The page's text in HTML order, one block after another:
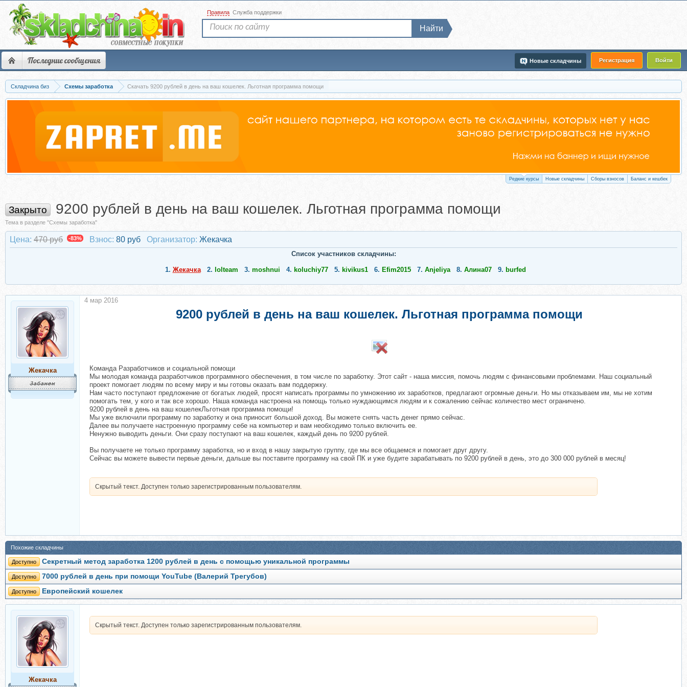
Последние сообщения Регистрация Войти
Новые складчины
Правила Служба поддержки
Найти
Складчина биз Схемы заработка Скачать 9200 рублей в день на ваш кошелек. Льготная программа помощи
Редкие курсы Новые складчины Сборы взносов Баланс и кешбек
Закрыто 9200 рублей в день на ваш кошелек. Льготная программа помощи
Тема в разделе "Схемы заработка"
Цена: 470 руб -83% Взнос: 80 руб Организатор: Жекачка
Список участников складчины:
1. Жекачка 2. lolteam 3. moshnui 4. koluchiy77 5. kivikus1 6. Efim2015 7. Anjeliya 8. Алина07 9. burfed
Жекачка
9200 рублей в день на ваш кошелек. Льготная программа помощи
Команда Разработчиков и социальной помощи
Мы молодая команда разработчиков программного обеспечения, в том числе по заработку. Этот сайт - наша миссия, помочь людям с финансовыми проблемами. Наш социальный
проект помогает людям по всему миру и мы готовы оказать вам поддержку.
Нам часто поступают предложение от богатых людей, просят написать программы по умножению их заработков, предлагают огромные деньги. Но мы отказываем им, мы не хотим
помогать тем, у кого и так все хорошо. Наша команда настроена на помощь только нуждающимся людям и к сожалению сейчас количество мест ограничено.
9200 рублей в день на ваш кошелекЛьготная программа помощи!
Мы уже включили программу по заработку и она приносит большой доход. Вы можете снять часть денег прямо сейчас.
Далее вы получаете настроенную программу себе на компьютер и вам необходимо только включить ее.
Ненужно выводить деньги. Они сразу поступают на ваш кошелек, каждый день по 9200 рублей.
Вы получаете не только программу заработка, но и вход в нашу закрытую группу, где мы все общаемся и помогает друг другу.
Сейчас вы можете вывести первые деньги, дальше вы поставите программу на свой ПК и уже будите зарабатывать по 9200 рублей в день, это до 300 000 рублей в месяц!
Скрытый текст. Доступен только зарегистрированным пользователям.
4 мар 2016
Похожие складчины
Доступно Секретный метод заработка 1200 рублей в день с помощью уникальной программы
Доступно 7000 рублей в день при помощи YouTube (Валерий Трегубов)
Доступно Европейский кошелек
Жекачка
Скрытый текст. Доступен только зарегистрированным пользователям.